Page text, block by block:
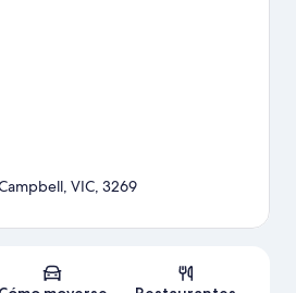
Mapa
VIC, 3269